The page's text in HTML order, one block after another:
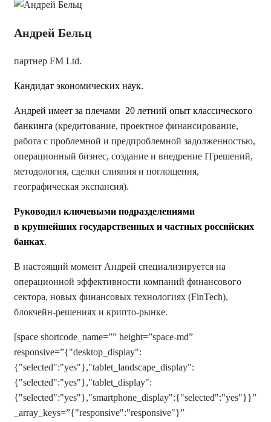
Андрей Бельц
партнер FM Ltd.
Кандидат экономических наук.
Андрей имеет за плечами 20 летний опыт классического
банкинга (кредитование, проектное финансирование,
работа с проблемной и предпроблемной задолженностью,
операционный бизнес, создание и внедрение ITрешений,
методология, сделки слияния и поглощения,
географическая экспансия).
Руководил ключевыми подразделениями
в крупнейших государственных и частных российских
банках.
В настоящий момент Андрей специализируется на
операционной эффективности компаний финансового
сектора, новых финансовых технологиях (FinTech),
блокчейн-решениях и крипто-рынке.
[space shortcode_name=”” height=”space-md”
responsive=”{"desktop_display":
{"selected":"yes"},"tablet_landscape_display":
{"selected":"yes"},"tablet_display":
{"selected":"yes"},"smartphone_display":{"selected":"yes"}}”
_array_keys=”{"responsive":"responsive"}”